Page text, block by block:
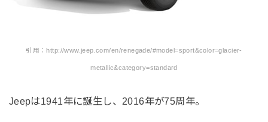
引用：http://www.jeep.com/en/renegade/#model=sport&color=glacier-
metallic&category=standard
Jeepは1941年に誕生し、2016年が75周年。